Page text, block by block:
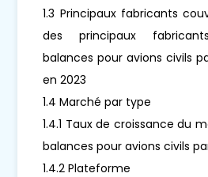
1.3 Principaux fabricants
des principaux
balances pour avions civils
en 2023
1.4 Marché par type
1.4.1 Taux de croissance du
balances pour avions civils
1.4.2 Plateforme